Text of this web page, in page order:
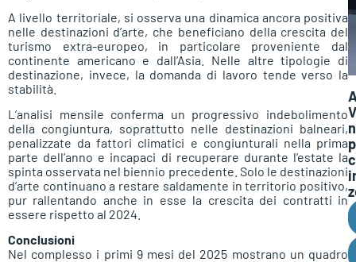
A livello territoriale, si osserva una dinamica ancora positiva
nelle destinazioni d’arte, che beneficiano della crescita del
turismo extra-europeo, in particolare proveniente dal
continente americano e dall’Asia. Nelle altre tipologie di
destinazione, invece, la domanda di lavoro tende verso la
stabilità.
L’analisi mensile conferma un progressivo indebolimento
della congiuntura, soprattutto nelle destinazioni balneari,
penalizzate da fattori climatici e congiunturali nella prima
parte dell’anno e incapaci di recuperare durante l’estate la
spinta osservata nel biennio precedente. Solo le destinazioni
d’arte continuano a restare saldamente in territorio positivo,
pur rallentando anche in esse la crescita dei contratti in
essere rispetto al 2024.
Conclusioni
Nel complesso i primi 9 mesi del 2025 mostrano un quadro